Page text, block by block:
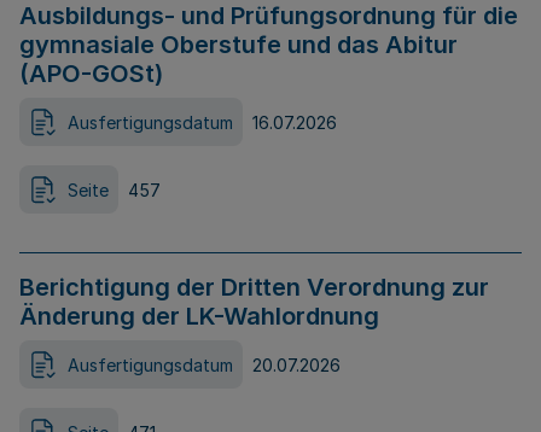
Ausbildungs- und Prüfungsordnung für die
gymnasiale Oberstufe und das Abitur
(APO-GOSt)
Ausfertigungsdatum 16.07.2026
Seite 457
Berichtigung der Dritten Verordnung zur
Änderung der LK-Wahlordnung
Ausfertigungsdatum 20.07.2026